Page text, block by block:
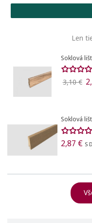
Len
Soklová
3,10 €
Soklová
2,87 € S